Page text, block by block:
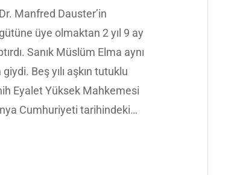
Manfred Dauster’in
üye olmaktan 2 yıl 9 ay
Sanık Müslüm Elma aynı
Beş yılı aşkın tutuklu
Eyalet Yüksek Mahkemesi
Cumhuriyeti tarihindeki…